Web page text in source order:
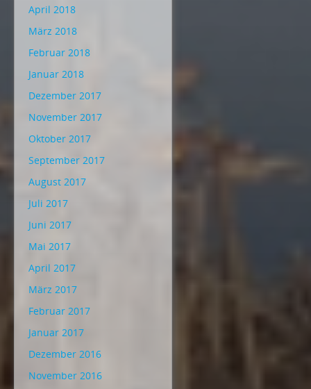
April 2018
März 2018
Februar 2018
Januar 2018
Dezember 2017
November 2017
Oktober 2017
September 2017
August 2017
Juli 2017
Juni 2017
Mai 2017
April 2017
März 2017
Februar 2017
Januar 2017
Dezember 2016
November 2016